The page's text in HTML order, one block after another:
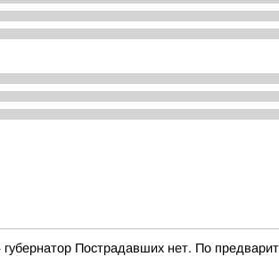
Пострадавших нет. По